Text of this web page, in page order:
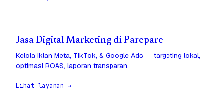
Jasa Digital Marketing di Parepare
Kelola iklan Meta, TikTok, & Google Ads — targeting lokal,
optimasi ROAS, laporan transparan.
Lihat layanan →